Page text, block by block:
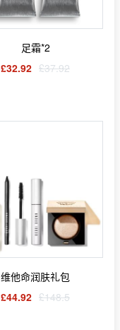
足霜*2
£32.92 £37.92
维他命润肤礼包
£44.92 £148.5